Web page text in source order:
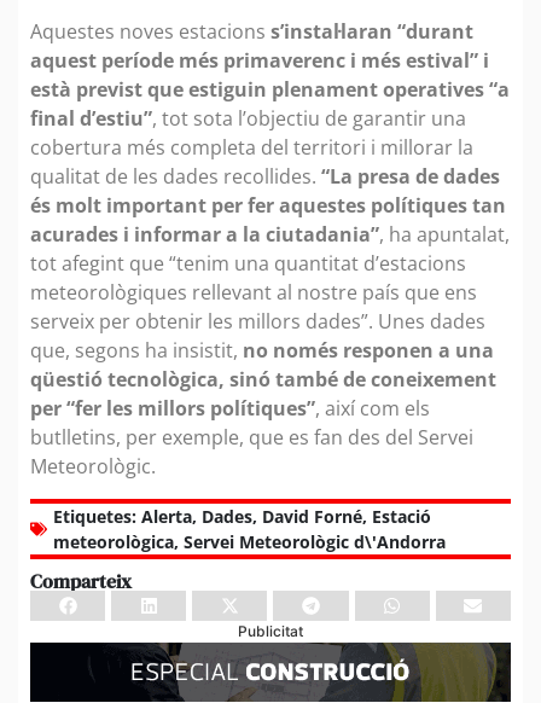
Aquestes noves estacions s’instal·laran “durant
aquest període més primaverenc i més estival” i
està previst que estiguin plenament operatives “a
final d’estiu”, tot sota l’objectiu de garantir una
cobertura més completa del territori i millorar la
qualitat de les dades recollides. “La presa de dades
és molt important per fer aquestes polítiques tan
acurades i informar a la ciutadania”, ha apuntalat,
tot afegint que “tenim una quantitat d’estacions
meteorològiques rellevant al nostre país que ens
serveix per obtenir les millors dades”. Unes dades
que, segons ha insistit, no només responen a una
qüestió tecnològica, sinó també de coneixement
per “fer les millors polítiques”, així com els
butlletins, per exemple, que es fan des del Servei
Meteorològic.
Etiquetes: Alerta, Dades, David Forné, Estació
meteorològica, Servei Meteorològic d\'Andorra
Comparteix
Publicitat